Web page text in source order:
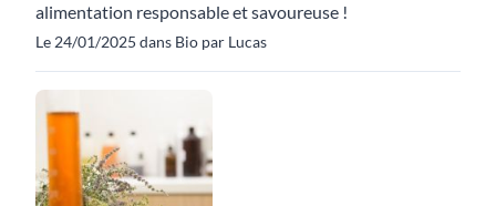
alimentation responsable et savoureuse !
Le 24/01/2025 dans Bio par Lucas